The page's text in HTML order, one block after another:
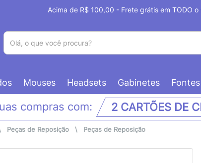
Acima de R$ 100,00 - Frete grátis em TODO
Mouses Headsets Gabinetes Fontes
compras com: 2 CARTÕES DE
Peças de Reposição \ Peças de Reposição